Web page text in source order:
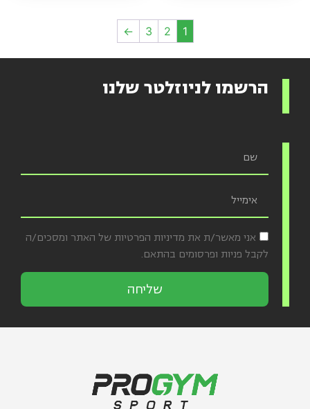
1
2
3
←
הרשמו לניוזלטר שלנו
אני מאשר/ת את מדיניות הפרטיות של האתר ומסכים/ה
לקבל פניות ופרסומים בהתאם.
שליחה